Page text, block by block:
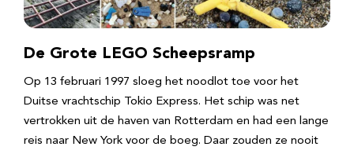
De Grote LEGO Scheepsramp
Op 13 februari 1997 sloeg het noodlot toe voor het
Duitse vrachtschip Tokio Express. Het schip was net
vertrokken uit de haven van Rotterdam en had een lange
reis naar New York voor de boeg. Daar zouden ze nooit